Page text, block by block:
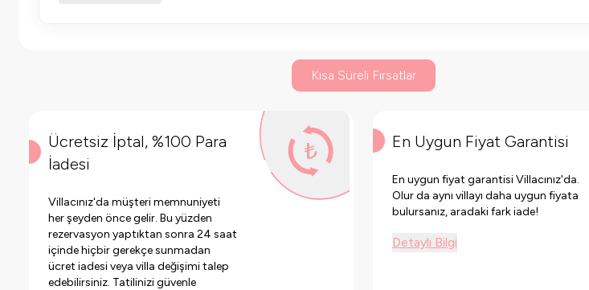
Kısa Süreli Fırsatlar
Ücretsiz İptal, %100 Para
İadesi
Villacınız'da müşteri memnuniyeti
her şeyden önce gelir. Bu yüzden
rezervasyon yaptıktan sonra 24 saat
içinde hiçbir gerekçe sunmadan
ücret iadesi veya villa değişimi talep
edebilirsiniz. Tatilinizi güvenle
En Uygun Fiyat Garantisi
En uygun fiyat garantisi Villacınız'da.
Olur da aynı villayı daha uygun fiyata
bulursanız, aradaki fark iade!
Detaylı Bilgi